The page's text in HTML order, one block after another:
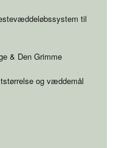
til
& Den Grimme
og væddemål